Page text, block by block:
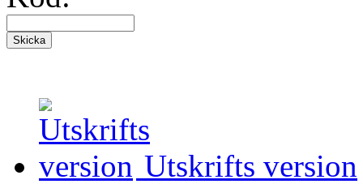
Utskrifts version